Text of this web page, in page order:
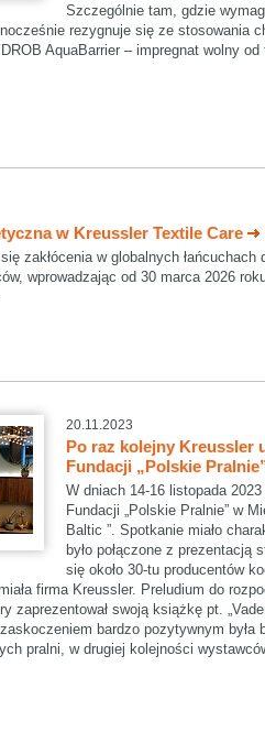
Szczególnie tam, gdzie
rezygnuje się ze stosowania
AquaBarrier – impregnat wolny
w Kreussler Textile Care
zakłócenia w globalnych
wprowadzając od 30 marca 2026
20.11.2023
Po raz kolejny Kreussler
Fundacji „Polskie
W dniach 14-16 listopada
Fundacji „Polskie Pralnie” w
Baltic ”. Spotkanie miało
było połączone z prezentacją
się około 30-tu producentów
firma Kreussler. Preludium do
zaprezentował swoją książkę pt.
bardzo pozytywnym
pralni, w drugiej kolejności